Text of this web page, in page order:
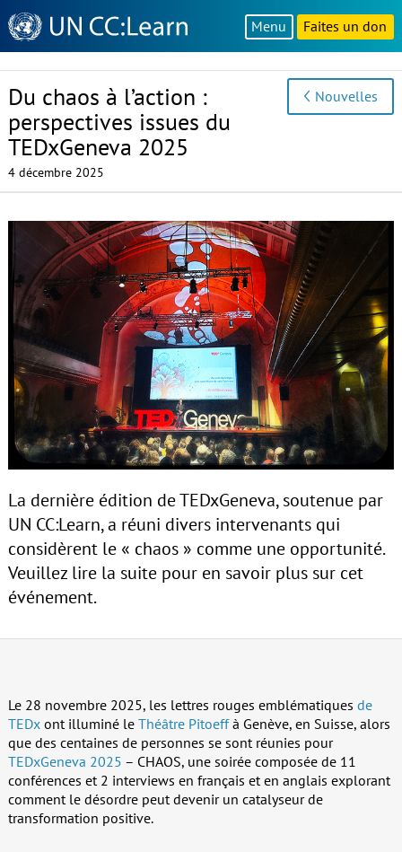
Knowledge
Sharing
Platform
Menu Faites un don
Du chaos à l’action :
perspectives issues du
TEDxGeneva 2025
4 décembre 2025
Nouvelles
La dernière édition de TEDxGeneva, soutenue par
UN CC:Learn, a réuni divers intervenants qui
considèrent le « chaos » comme une opportunité.
Veuillez lire la suite pour en savoir plus sur cet
événement.
Le 28 novembre 2025, les lettres rouges emblématiques de
TEDxont illuminé le Théâtre Pitoeffà Genève, en Suisse, alors
que des centaines de personnes se sont réunies pour
TEDxGeneva 2025 – CHAOS, une soirée composée de 11
conférences et 2 interviews en français et en anglais explorant
comment le désordre peut devenir un catalyseur de
transformation positive.